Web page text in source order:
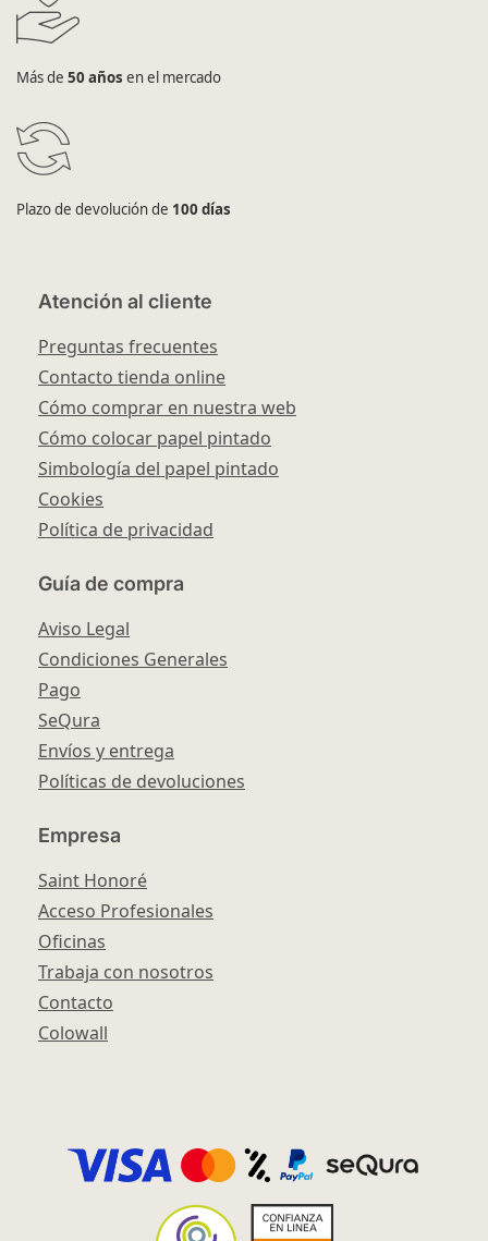
Más de 50 años en el mercado
Plazo de devolución de 100 días
Atención al cliente
Preguntas frecuentes
Contacto tienda online
Cómo comprar en nuestra web
Cómo colocar papel pintado
Simbología del papel pintado
Cookies
Política de privacidad
Guía de compra
Aviso Legal
Condiciones Generales
Pago
SeQura
Envíos y entrega
Políticas de devoluciones
Empresa
Saint Honoré
Acceso Profesionales
Oficinas
Trabaja con nosotros
Contacto
Colowall